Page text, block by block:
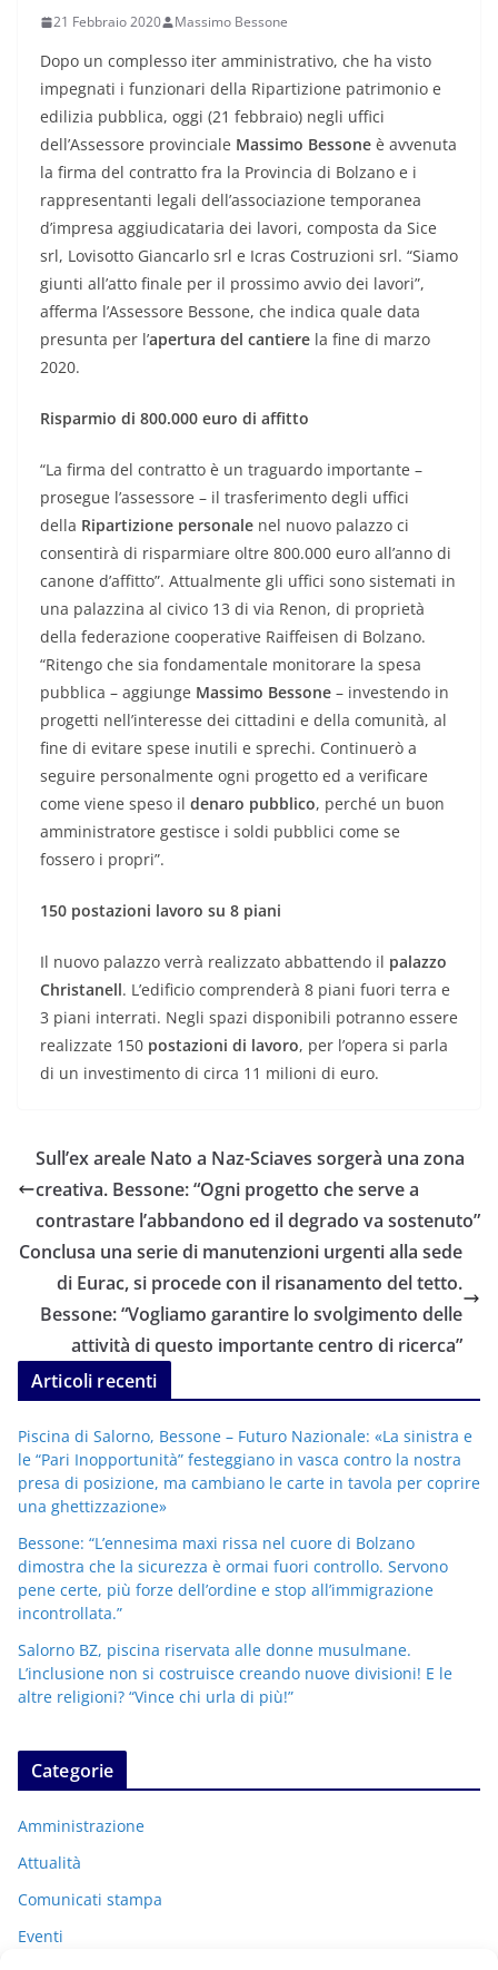
21 Febbraio 2020 Massimo Bessone
Dopo un complesso iter amministrativo, che ha visto
impegnati i funzionari della Ripartizione patrimonio e
edilizia pubblica, oggi (21 febbraio) negli uffici
dell’Assessore provinciale Massimo Bessone è avvenuta
la firma del contratto fra la Provincia di Bolzano e i
rappresentanti legali dell’associazione temporanea
d’impresa aggiudicataria dei lavori, composta da Sice
srl, Lovisotto Giancarlo srl e Icras Costruzioni srl. “Siamo
giunti all’atto finale per il prossimo avvio dei lavori”,
afferma l’Assessore Bessone, che indica quale data
presunta per l’apertura del cantiere la fine di marzo
2020.
Risparmio di 800.000 euro di affitto
“La firma del contratto è un traguardo importante –
prosegue l’assessore – il trasferimento degli uffici
della Ripartizione personale nel nuovo palazzo ci
consentirà di risparmiare oltre 800.000 euro all’anno di
canone d’affitto”. Attualmente gli uffici sono sistemati in
una palazzina al civico 13 di via Renon, di proprietà
della federazione cooperative Raiffeisen di Bolzano.
“Ritengo che sia fondamentale monitorare la spesa
pubblica – aggiunge Massimo Bessone – investendo in
progetti nell’interesse dei cittadini e della comunità, al
fine di evitare spese inutili e sprechi. Continuerò a
seguire personalmente ogni progetto ed a verificare
come viene speso il denaro pubblico, perché un buon
amministratore gestisce i soldi pubblici come se
fossero i propri”.
150 postazioni lavoro su 8 piani
Il nuovo palazzo verrà realizzato abbattendo il palazzo
Christanell. L’edificio comprenderà 8 piani fuori terra e
3 piani interrati. Negli spazi disponibili potranno essere
realizzate 150 postazioni di lavoro, per l’opera si parla
di un investimento di circa 11 milioni di euro.
Sull’ex areale Nato a Naz-Sciaves sorgerà una zona
creativa. Bessone: “Ogni progetto che serve a
contrastare l’abbandono ed il degrado va sostenuto”
Conclusa una serie di manutenzioni urgenti alla sede
di Eurac, si procede con il risanamento del tetto.
Bessone: “Vogliamo garantire lo svolgimento delle
attività di questo importante centro di ricerca”
Articoli recenti
Piscina di Salorno, Bessone – Futuro Nazionale: «La sinistra e
le “Pari Inopportunità” festeggiano in vasca contro la nostra
presa di posizione, ma cambiano le carte in tavola per coprire
una ghettizzazione»
Bessone: “L’ennesima maxi rissa nel cuore di Bolzano
dimostra che la sicurezza è ormai fuori controllo. Servono
pene certe, più forze dell’ordine e stop all’immigrazione
incontrollata.”
Salorno BZ, piscina riservata alle donne musulmane.
L’inclusione non si costruisce creando nuove divisioni! E le
altre religioni? “Vince chi urla di più!”
Categorie
Amministrazione
Attualità
Comunicati stampa
Eventi